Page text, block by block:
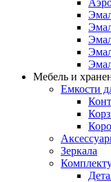
Мебель и
Емкости
Зеркала